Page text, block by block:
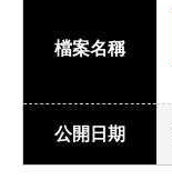
檔案名稱
公開日期